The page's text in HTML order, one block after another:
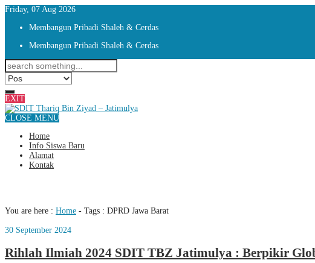
Friday, 07 Aug 2026
Membangun Pribadi Shaleh & Cerdas
Membangun Pribadi Shaleh & Cerdas
EXIT
CLOSE MENU
Home
Info Siswa Baru
Alamat
Kontak
You are here : Home - Tags : DPRD Jawa Barat
30 September 2024
Rihlah Ilmiah 2024 SDIT TBZ Jatimulya : Berpikir